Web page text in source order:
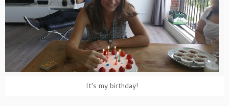
It’s my birthday!